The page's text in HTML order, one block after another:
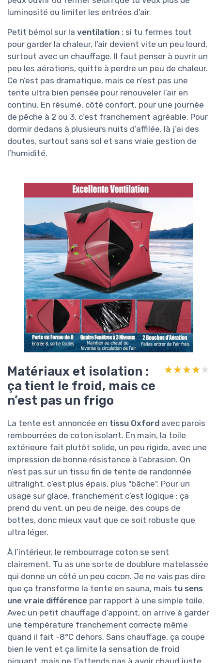
luminosité ou limiter les entrées d’air.
Petit bémol sur la ventilation : si tu fermes tout
pour garder la chaleur, l’air devient vite un peu lourd,
surtout avec un chauffage. Il faut penser à ouvrir un
peu les aérations, quitte à perdre un peu de chaleur.
Ce n’est pas dramatique, mais ce n’est pas une
tente ultra bien pensée pour renouveler l’air en
continu. En résumé, côté confort, pour une journée
de pêche à 2 ou 3, c’est franchement agréable. Pour
dormir dedans à plusieurs nuits d’affilée, là j’ai des
doutes, surtout sans sol et sans vraie gestion de
l’humidité.
Matériaux et isolation :
ça tient le froid, mais ce
n’est pas un frigo
★★★★★
★★★★★
La tente est annoncée en tissu Oxford avec parois
rembourrées de coton isolant. En main, la toile
extérieure fait plutôt solide, un peu rigide, avec une
impression de bonne résistance à l’abrasion. On
n’est pas sur un tissu fin de tente de randonnée
ultralight, c’est plus épais, plus "bâche". Pour un
usage sur glace, franchement c’est logique : ça
prend du vent, un peu de neige, des coups de
bottes, donc mieux vaut que ce soit robuste que
ultra léger.
À l’intérieur, le rembourrage coton se sent
clairement. Tu as une sorte de doublure matelassée
qui donne un côté un peu cocon. Je ne vais pas dire
que ça transforme la tente en sauna, mais tu sens
une vraie différence par rapport à une simple toile.
Avec un petit chauffage d’appoint, on arrive à garder
une température franchement correcte même
quand il fait -8°C dehors. Sans chauffage, ça coupe
bien le vent et ça limite la sensation de froid
piquant, mais ne t’attends pas à avoir chaud juste